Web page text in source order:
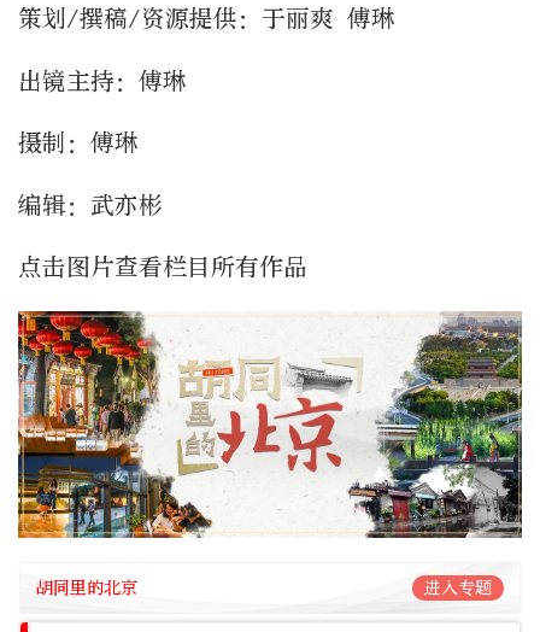
策划/撰稿/资源提供：于丽爽 傅琳
出镜主持：傅琳
摄制：傅琳
编辑：武亦彬
点击图片查看栏目所有作品
胡同里的北京 进入专题